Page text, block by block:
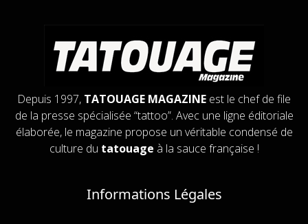
Depuis 1997, TATOUAGE MAGAZINE est le chef de file
de la presse spécialisée “tattoo”. Avec une ligne éditoriale
élaborée, le magazine propose un véritable condensé de
culture du tatouage à la sauce française !
Informations Légales